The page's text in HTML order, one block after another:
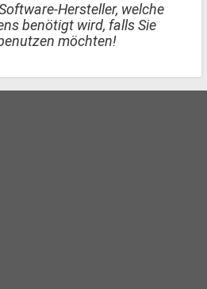
Hersteller, welche
benötigt wird, falls Sie
möchten!